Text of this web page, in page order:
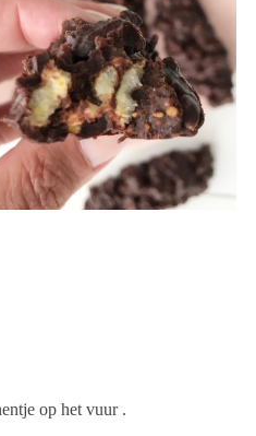
op het vuur .